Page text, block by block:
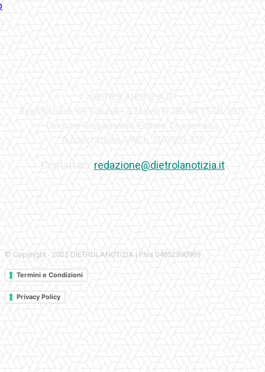
redazione@dietrolanotizia.it
© Copyright - 2025 DIETROLANOTIZIA | P.Iva 04852590969
Termini e Condizioni
Privacy Policy